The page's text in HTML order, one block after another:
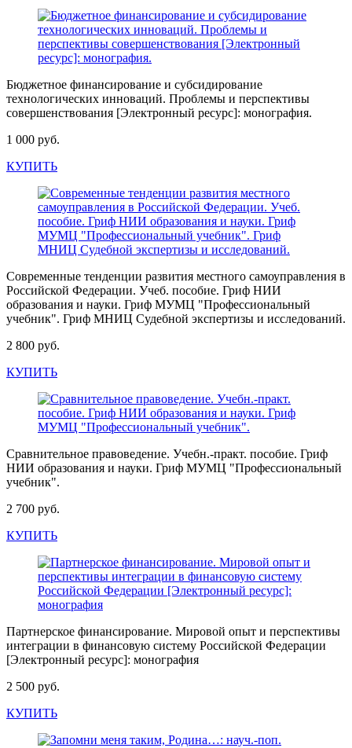
Бюджетное финансирование и субсидирование
технологических инноваций. Проблемы и перспективы
совершенствования [Электронный ресурс]: монография.
1 000 руб.
КУПИТЬ
Современные тенденции развития местного самоуправления в
Российской Федерации. Учеб. пособие. Гриф НИИ
образования и науки. Гриф МУМЦ "Профессиональный
учебник". Гриф МНИЦ Судебной экспертизы и исследований.
2 800 руб.
КУПИТЬ
Сравнительное правоведение. Учебн.-практ. пособие. Гриф
НИИ образования и науки. Гриф МУМЦ "Профессиональный
учебник".
2 700 руб.
КУПИТЬ
Партнерское финансирование. Мировой опыт и перспективы
интеграции в финансовую систему Российской Федерации
[Электронный ресурс]: монография
2 500 руб.
КУПИТЬ